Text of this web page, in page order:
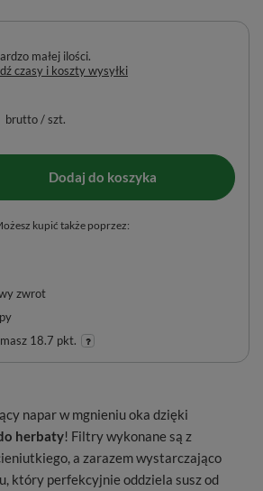
zwrot
18.7 pkt.
małej ilości
czasy i koszty wysyłki
brutto/szt.
Dodaj do koszyka
kupić także poprzez:
napar w mgnieniu oka dzięki
herbaty! Filtry wykonane są z
a zarazem wystarczająco
który perfekcyjnie oddziela susz od